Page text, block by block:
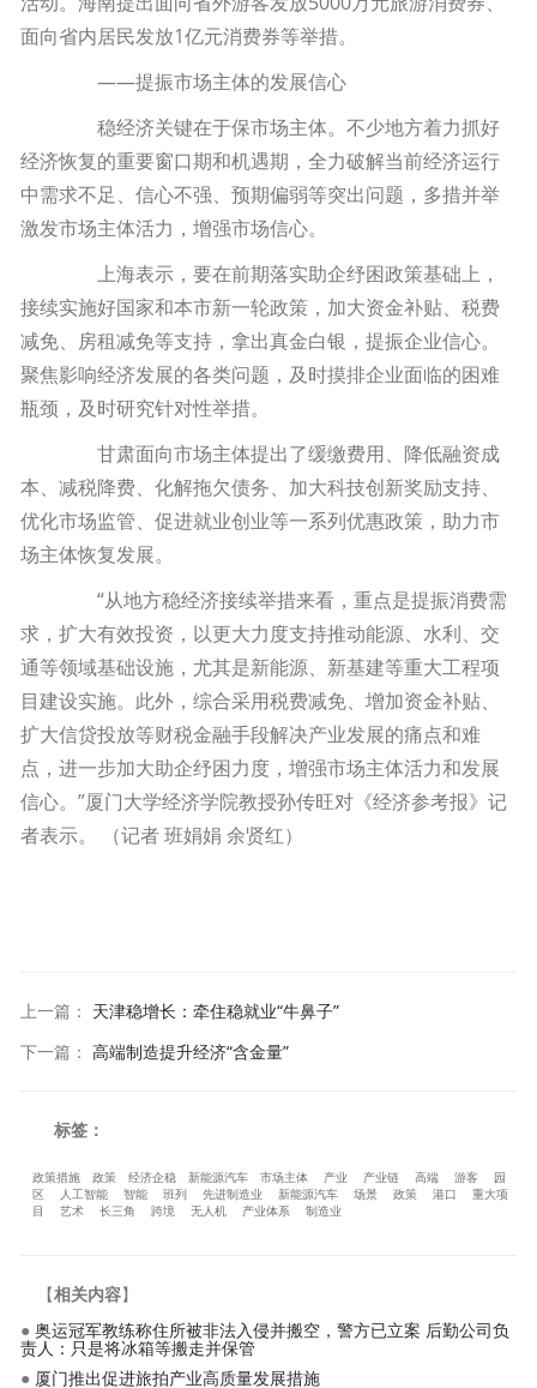
面向省内居民发放1亿元消费券等举措。
——提振市场主体的发展信心
稳经济关键在于保市场主体。不少地方着力抓好
经济恢复的重要窗口期和机遇期，全力破解当前经济运行
中需求不足、信心不强、预期偏弱等突出问题，多措并举
激发市场主体活力，增强市场信心。
上海表示，要在前期落实助企纾困政策基础上，
接续实施好国家和本市新一轮政策，加大资金补贴、税费
减免、房租减免等支持，拿出真金白银，提振企业信心。
聚焦影响经济发展的各类问题，及时摸排企业面临的困难
瓶颈，及时研究针对性举措。
甘肃面向市场主体提出了缓缴费用、降低融资成
本、减税降费、化解拖欠债务、加大科技创新奖励支持、
优化市场监管、促进就业创业等一系列优惠政策，助力市
场主体恢复发展。
“从地方稳经济接续举措来看，重点是提振消费需
求，扩大有效投资，以更大力度支持推动能源、水利、交
通等领域基础设施，尤其是新能源、新基建等重大工程项
目建设实施。此外，综合采用税费减免、增加资金补贴、
扩大信贷投放等财税金融手段解决产业发展的痛点和难
点，进一步加大助企纾困力度，增强市场主体活力和发展
信心。”厦门大学经济学院教授孙传旺对《经济参考报》记
者表示。 （记者 班娟娟 余贤红）
上一篇 ： 天津稳增长：牵住稳就业“牛鼻子”
下一篇 ：高端制造提升经济“含金量”
标签：
政策措施 政策 经济企稳 新能源汽车 市场主体 产业 产业链 高端 游客
园
区
人工智能 智能 班列 先进制造业 新能源汽车 场景 政策 港口
重大项
目
艺术 长三角 跨境 无人机 产业体系 制造业
【相关内容】
●奥运冠军教练称住所被非法入侵并搬空，警方已立案 后勤公司负
责人：只是将冰箱等搬走并保管
● 厦门推出促进旅拍产业高质量发展措施